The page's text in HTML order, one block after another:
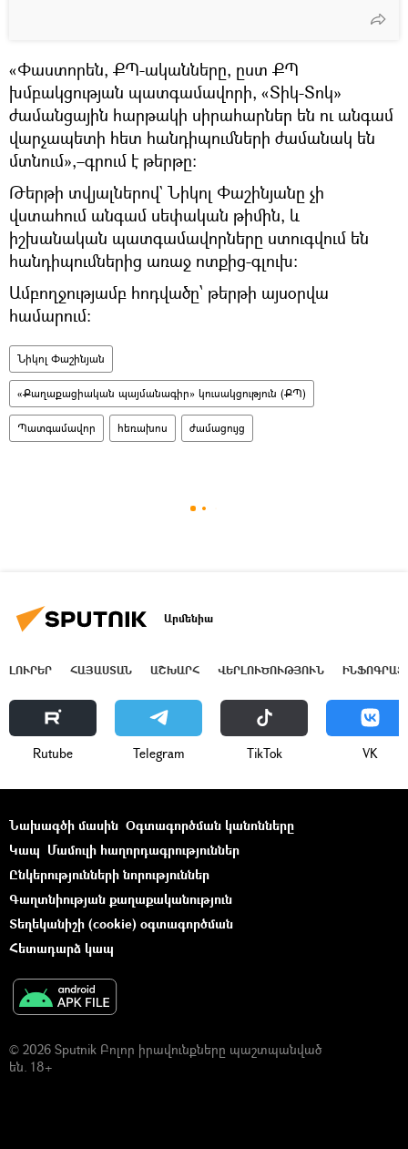
«Փաստորեն, ՔՊ-ականները, ըստ ՔՊ
խմբակցության պատգամավորի, «Տիկ-Տոկ»
ժամանցային հարթակի սիրահարներ են ու անգամ
վարչապետի հետ հանդիպումների ժամանակ են
մտնում»,–գրում է թերթը:
Թերթի տվյալներով` Նիկոլ Փաշինյանը չի
վստահում անգամ սեփական թիմին, և
իշխանական պատգամավորները ստուգվում են
հանդիպումներից առաջ ոտքից-գլուխ:
Ամբողջությամբ հոդվածը՝ թերթի այսօրվա
համարում։
Նիկոլ Փաշինյան
«Քաղաքացիական պայմանագիր» կուսակցություն (ՔՊ)
Պատգամավոր հեռախոս ժամացույց
Արմենիա
ԼՈՒՐԵՐ ՀԱՅԱՍՏԱՆ ԱՇԽԱՐՀ ՎԵՐԼՈՒԾՈՒԹՅՈՒՆ
Rutube Telegram ТikТоk VK
Նախագծի մասին Օգտագործման կանոնները
Կապ Մամուլի հաղորդագրություններ
Ընկերությունների նորություններ
Գաղտնիության քաղաքականություն
Տեղեկանիշի (cookie) օգտագործման
Հետադարձ կապ
© 2026 Sputnik Բոլոր իրավունքները պաշտպանված
են. 18+